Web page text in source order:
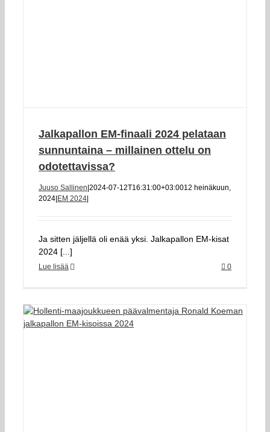
Jalkapallon EM-finaali 2024 pelataan
sunnuntaina – millainen ottelu on
odotettavissa?
Juuso Sallinen 2024-07-12T16:31:00+03:0012 heinäkuun,
2024 EM 2024
Ja sitten jäljellä oli enää yksi. Jalkapallon EM-kisat
2024 [...]
Lue lisää 0